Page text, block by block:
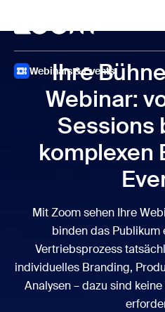
Webinars & Events
Ihre
Webinar:
Sessions
komplexen
Mit Zoom sehen Ihre
binden das
Vertriebsprozess
individuelles Branding,
Analysen – dazu sind